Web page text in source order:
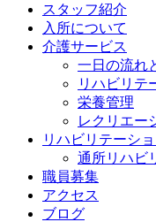
スタッフ紹介
入所について
介護サービス
一日の流れ
リハビリテ
栄養管理
レクリエー
リハビリテーシ
通所リハビ
職員募集
アクセス
ブログ